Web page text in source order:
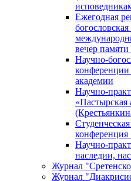
Ежегодная
вечер
Научно-
конференции
академии
Научно-
«Пастырская
конференция
Научно-
наследии,
Журнал
Журнал